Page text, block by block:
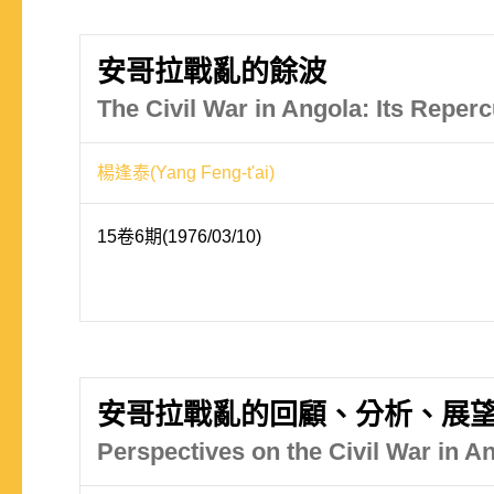
安哥拉戰亂的餘波
The Civil War in Angola: Its
楊逢泰(Yang Feng-t'ai)
15卷6期(1976/03/10)
安哥拉戰亂的回顧、分析、展
Perspectives on the Civil War in